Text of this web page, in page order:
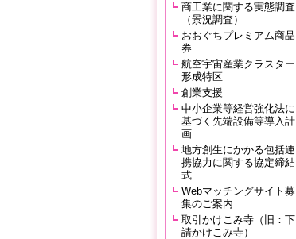
商工業に関する実態調査
（景況調査）
おおぐちプレミアム商品
券
航空宇宙産業クラスター
形成特区
創業支援
中小企業等経営強化法に
基づく先端設備等導入計
画
地方創生にかかる包括連
携協力に関する協定締結
式
Webマッチングサイト募
集のご案内
取引かけこみ寺（旧：下
請かけこみ寺）